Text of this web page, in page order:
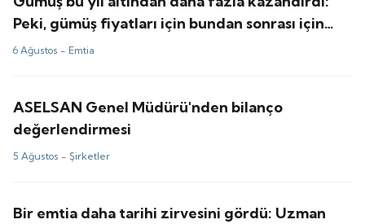
Peki, gümüş fiyatları için bundan sonrası için
tahminler ne?
6 Ağustos - Emtia
ASELSAN Genel Müdürü'nden bilanço
değerlendirmesi
5 Ağustos -Şirketler
Bir emtia daha tarihi zirvesini gördü: Uzman